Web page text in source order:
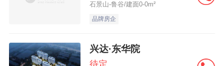
造，螺栓孔排布与明缝工艺均达国际顶尖标
准，成为天然的光影装置载体。
石景山-鲁谷/建面0-0m²
品牌房企
兴达·东华院
待定